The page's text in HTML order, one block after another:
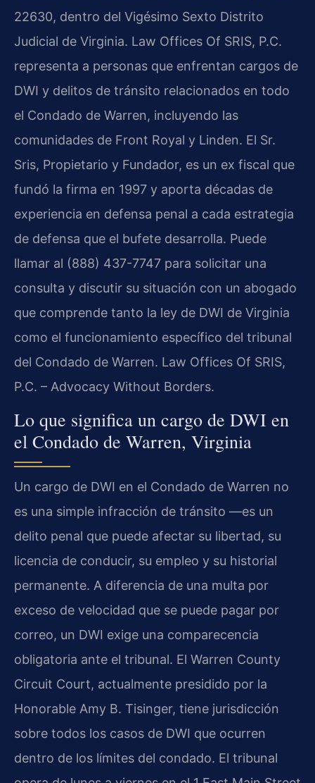
22630, dentro del Vigésimo Sexto Distrito
Judicial de Virginia. Law Offices Of SRIS, P.C.
representa a personas que enfrentan cargos de
DWI y delitos de tránsito relacionados en todo
el Condado de Warren, incluyendo las
comunidades de Front Royal y Linden. El Sr.
Sris, Propietario y Fundador, es un ex fiscal que
fundó la firma en 1997 y aporta décadas de
experiencia en defensa penal a cada estrategia
de defensa que el bufete desarrolla. Puede
llamar al (888) 437-7747 para solicitar una
consulta y discutir su situación con un abogado
que comprende tanto la ley de DWI de Virginia
como el funcionamiento específico del tribunal
del Condado de Warren. Law Offices Of SRIS,
P.C. – Advocacy Without Borders.
Lo que significa un cargo de DWI en
el Condado de Warren, Virginia
Un cargo de DWI en el Condado de Warren no
es una simple infracción de tránsito —es un
delito penal que puede afectar su libertad, su
licencia de conducir, su empleo y su historial
permanente. A diferencia de una multa por
exceso de velocidad que se puede pagar por
correo, un DWI exige una comparecencia
obligatoria ante el tribunal. El Warren County
Circuit Court, actualmente presidido por la
Honorable Amy B. Tisinger, tiene jurisdicción
sobre todos los casos de DWI que ocurren
dentro de los límites del condado. El tribunal